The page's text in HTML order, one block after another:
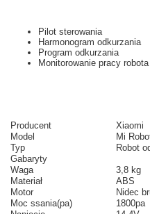
Pilot sterowania
Harmonogram odkurzania
Program odkurzania
Monitorowanie pracy robota
Producent
Xiaomi
Model
Mi
Typ
Robot
Gabaryty
Waga
3,8 kg
Materiał
ABS
Motor
Nidec
Moc ssania(pa)
1800pa